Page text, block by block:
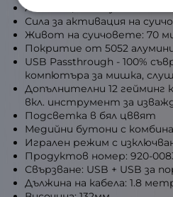
Активация на суичовете:
Сила за активация на
Живот на суичовете: 70
Покритие от 5052
USB Passthrough - 100%
компютъра за мишка,
Допълнителни 12 гейминг
вкл. инструмент за
Подсветка в бял цввят
Медийни бутони с
Игрален режим с
Продуктов номер: 920-
Свързване: USB + USB за
Дължина на кабела: 1.8